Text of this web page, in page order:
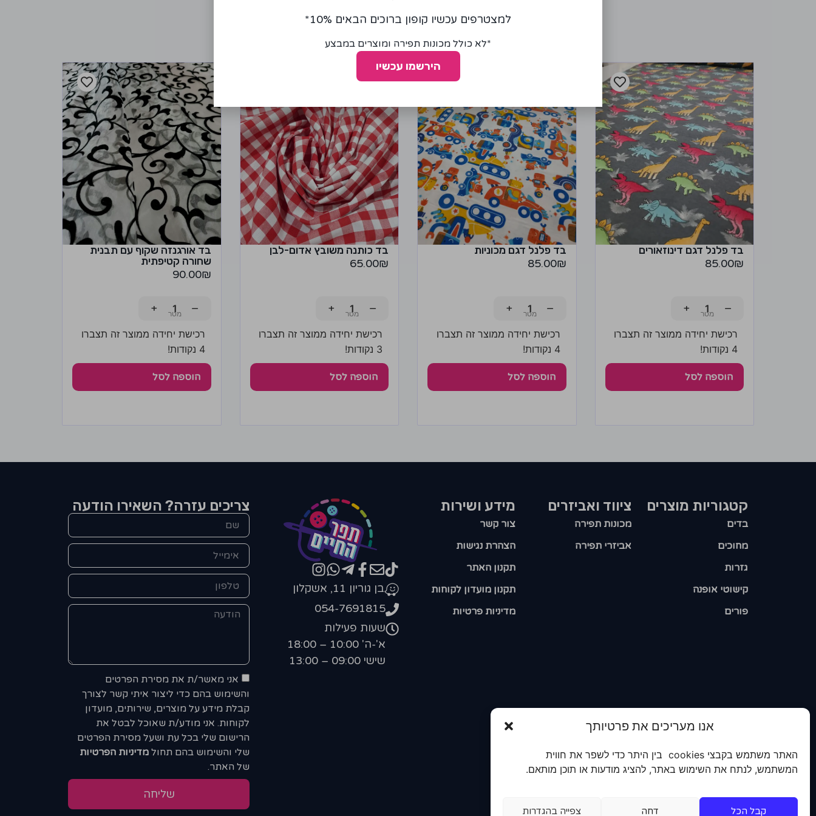
אנו מעריכים את פרטיותך
האתר משתמש בקבצי cookies בין היתר כדי לשפר את חווית
המשתמש, לנתח את השימוש באתר, להציג מודעות או תוכן מותאם.
קבל הכל דחה צפייה בהגדרות
מומלצים עבורכם
בד פלנל דגם דינוזאורים
85.00₪
−
+
רכישת יחידה ממוצר זה תצברו
4 נקודות!
הוספה לסל
בד פלנל דגם מכוניות
85.00₪
−
+
רכישת יחידה ממוצר זה תצברו
4 נקודות!
הוספה לסל
בד כותנה משובץ אדום-לבן
65.00₪
−
+
רכישת יחידה ממוצר זה תצברו
3 נקודות!
הוספה לסל
בד אורגנזה שקוף עם תבנית
שחורה קטיפתית
90.00₪
−
+
רכישת יחידה ממוצר זה תצברו
4 נקודות!
הוספה לסל
קטגוריות מוצרים​
בדים
מחוכים
גזרות
קישוטי אופנה
פורים
ציווד ואביזרים
מכונות תפירה
אביזרי תפירה
מידע ושירות
צור קשר
הצהרת נגישות
תקנון האתר
תקנון מועדון לקוחות
מדיניות פרטיות
בן גוריון 11, אשקלון
054-7691815
שעות פעילות
א'-ה' 10:00 – 18:00
שישי 09:00 – 13:00
צריכים עזרה? השאירו הודעה
אני מאשר/ת את מסירת הפרטים
והשימוש בהם כדי ליצור איתי קשר לצורך
קבלת מידע על מוצרים, שירותים, מועדון
לקוחות. אני מודע/ת שאוכל לבטל את
הרישום שלי בכל עת ושעל מסירת הפרטים
שלי והשימוש בהם תחול מדיניות הפרטיות
של האתר.
שליחה
למצטרפים עכשיו קופון ברוכים הבאים 10%*
*לא כולל מכונות תפירה ומוצרים במבצע
הירשמו עכשיו